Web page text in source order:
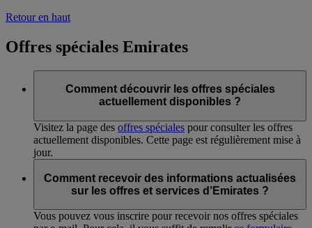
Retour en haut
Offres spéciales Emirates
Comment découvrir les offres spéciales
actuellement disponibles ?
Visitez la page des offres spéciales pour consulter les offres
actuellement disponibles. Cette page est régulièrement mise à
jour.
Comment recevoir des informations actualisées
sur les offres et services d’Emirates ?
Vous pouvez vous inscrire pour recevoir nos offres spéciales